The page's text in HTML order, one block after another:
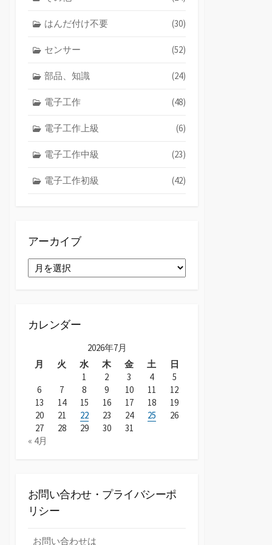
はんだ付け不要 (30)
センサー (52)
部品、知識 (24)
電子工作 (48)
電子工作上級 (6)
電子工作中級 (23)
電子工作初級 (42)
アーカイブ
ー
カレンダー
2026年7月
月
火 水 木 金 土
日
1
2 3 4
5
6
7 8 9 10 11
12
13
14 15 16 17 18
19
20
21 22 23 24 25
26
27
28 29 30
31
« 4月
お問い合わせ・プライバシーポ
リシー
お問い合わせは